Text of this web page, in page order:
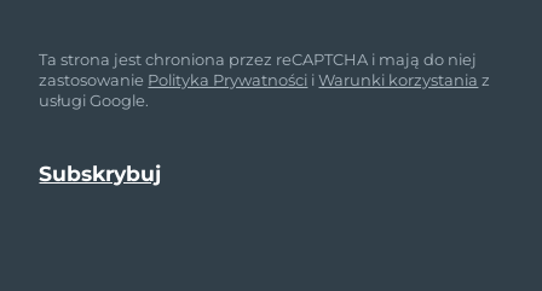
Ta strona jest chroniona przez reCAPTCHA i mają do niej
zastosowanie Polityka Prywatności iWarunki korzystania z
usługi Google.